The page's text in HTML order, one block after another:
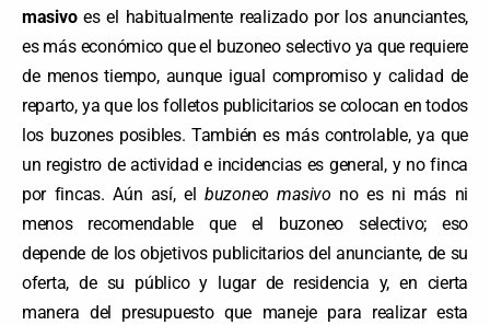
masivoes el habitualmente realizado por los anunciantes,
es más económico que el buzoneo selectivo ya que requiere
de menos tiempo, aunque igual compromiso y calidad de
reparto, ya que los folletos publicitarios se colocan en todos
los buzones posibles. También es más controlable, ya que
un registro de actividad e incidencias es general, y no finca
por fincas. Aún así, el buzoneo masivo no es ni más ni
menos recomendable que el buzoneo selectivo; eso
depende de los objetivos publicitarios del anunciante, de su
oferta, de su público y lugar de residencia y, en cierta
manera del presupuesto que maneje para realizar esta